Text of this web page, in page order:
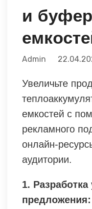
и
Admin
Увеличьте
емкостей с
рекламного
онлайн-
аудитории.
1. Разработка
предложения: